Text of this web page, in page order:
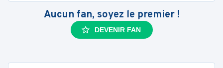
Aucun fan, soyez le premier !
DEVENIR FAN